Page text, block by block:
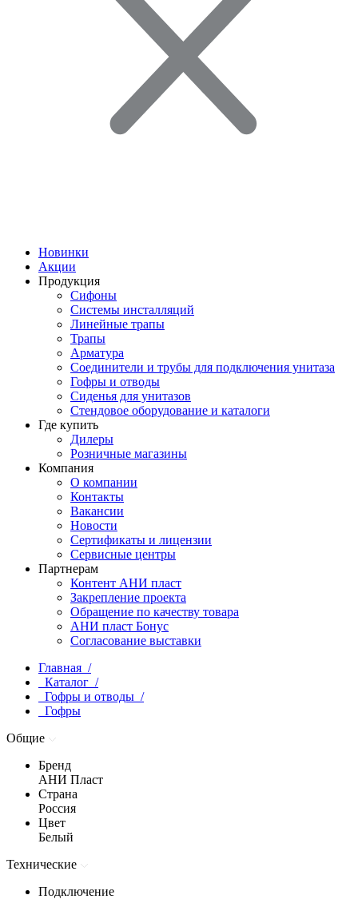
Новинки
Акции
Продукция
Сифоны
Системы инсталляций
Линейные трапы
Трапы
Арматура
Соединители и трубы для подключения унитаза
Гофры и отводы
Сиденья для унитазов
Стендовое оборудование и каталоги
Где купить
Дилеры
Розничные магазины
Компания
О компании
Контакты
Вакансии
Новости
Сертификаты и лицензии
Сервисные центры
Партнерам
Контент АНИ пласт
Закрепление проекта
Обращение по качеству товара
АНИ пласт Бонус
Согласование выставки
Главная /
Каталог /
Гофры и отводы /
Гофры
Общие
Бренд
АНИ Пласт
Страна
Россия
Цвет
Белый
Технические
Подключение